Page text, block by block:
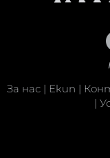
За нас | Екип |
|